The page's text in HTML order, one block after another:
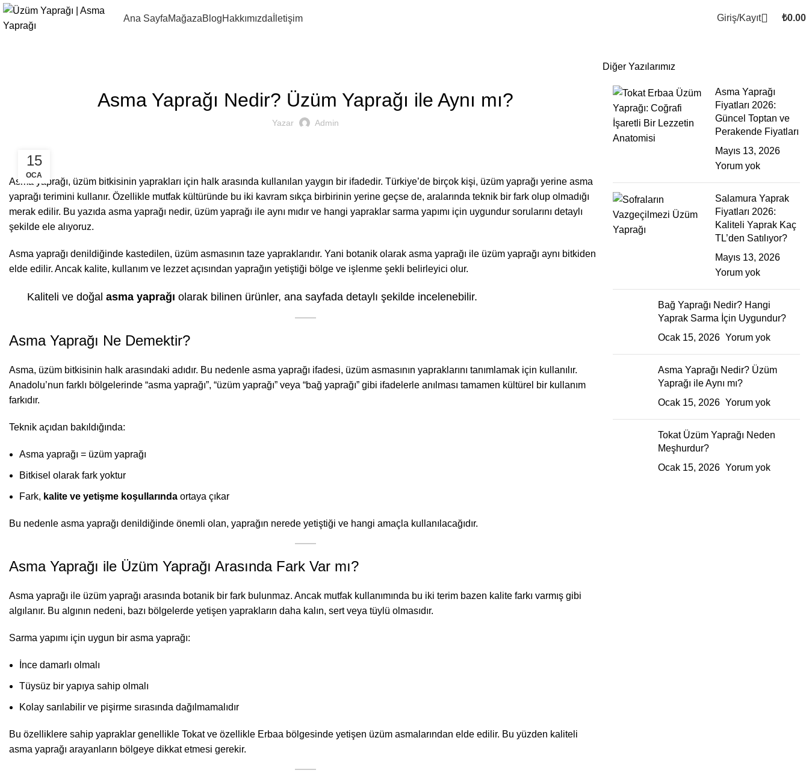
Ana SayfaMağazaBlogHakkımızda İletişim Giriş/Kayıt ₺0.00
Asma Yaprağı Nedir? Üzüm Yaprağı ile Aynı mı?
Yazar Admin
15
OCA
Asma yaprağı, üzüm bitkisinin yaprakları için halk arasında kullanılan yaygın bir ifadedir. Türkiye’de birçok kişi, üzüm yaprağı yerine asma
yaprağı terimini kullanır. Özellikle mutfak kültüründe bu iki kavram sıkça birbirinin yerine geçse de, aralarında teknik bir fark olup olmadığı
merak edilir. Bu yazıda asma yaprağı nedir, üzüm yaprağı ile aynı mıdır ve hangi yapraklar sarma yapımı için uygundur sorularını detaylı
şekilde ele alıyoruz.
Asma yaprağı denildiğinde kastedilen, üzüm asmasının taze yapraklarıdır. Yani botanik olarak asma yaprağı ile üzüm yaprağı aynı bitkiden
elde edilir. Ancak kalite, kullanım ve lezzet açısından yaprağın yetiştiği bölge ve işlenme şekli belirleyici olur.
Kaliteli ve doğal asma yaprağı olarak bilinen ürünler, ana sayfada detaylı şekilde incelenebilir.
Asma Yaprağı Ne Demektir?
Asma, üzüm bitkisinin halk arasındaki adıdır. Bu nedenle asma yaprağı ifadesi, üzüm asmasının yapraklarını tanımlamak için kullanılır.
Anadolu’nun farklı bölgelerinde “asma yaprağı”, “üzüm yaprağı” veya “bağ yaprağı” gibi ifadelerle anılması tamamen kültürel bir kullanım
farkıdır.
Teknik açıdan bakıldığında:
Asma yaprağı = üzüm yaprağı
Bitkisel olarak fark yoktur
Fark, kalite ve yetişme koşullarında ortaya çıkar
Bu nedenle asma yaprağı denildiğinde önemli olan, yaprağın nerede yetiştiği ve hangi amaçla kullanılacağıdır.
Asma Yaprağı ile Üzüm Yaprağı Arasında Fark Var mı?
Asma yaprağı ile üzüm yaprağı arasında botanik bir fark bulunmaz. Ancak mutfak kullanımında bu iki terim bazen kalite farkı varmış gibi
algılanır. Bu algının nedeni, bazı bölgelerde yetişen yaprakların daha kalın, sert veya tüylü olmasıdır.
Sarma yapımı için uygun bir asma yaprağı:
İnce damarlı olmalı
Tüysüz bir yapıya sahip olmalı
Kolay sarılabilir ve pişirme sırasında dağılmamalıdır
Bu özelliklere sahip yapraklar genellikle Tokat ve özellikle Erbaa bölgesinde yetişen üzüm asmalarından elde edilir. Bu yüzden kaliteli
asma yaprağı arayanların bölgeye dikkat etmesi gerekir.
Diğer Yazılarımız
Asma Yaprağı
Fiyatları 2026:
Güncel Toptan ve
Perakende Fiyatları
Mayıs 13, 2026
Yorum yok
Salamura Yaprak
Fiyatları 2026:
Kaliteli Yaprak Kaç
TL’den Satılıyor?
Mayıs 13, 2026
Yorum yok
Bağ Yaprağı Nedir? Hangi
Yaprak Sarma İçin Uygundur?
Ocak 15, 2026 Yorum yok
Asma Yaprağı Nedir? Üzüm
Yaprağı ile Aynı mı?
Ocak 15, 2026 Yorum yok
Tokat Üzüm Yaprağı Neden
Meşhurdur?
Ocak 15, 2026 Yorum yok